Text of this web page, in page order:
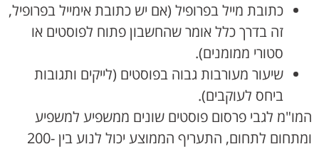
כתובת מייל בפרופיל (אם יש כתובת אימייל בפרופיל,
זה בדרך כלל אומר שהחשבון פתוח לפוסטים או
סטורי ממומנים).
שיעור מעורבות גבוה בפוסטים (לייקים ותגובות
ביחס לעוקבים).
המו"מ לגבי פרסום פוסטים שונים ממשפיע למשפיע
ומתחום לתחום, התעריף הממוצע יכול לנוע בין 200-